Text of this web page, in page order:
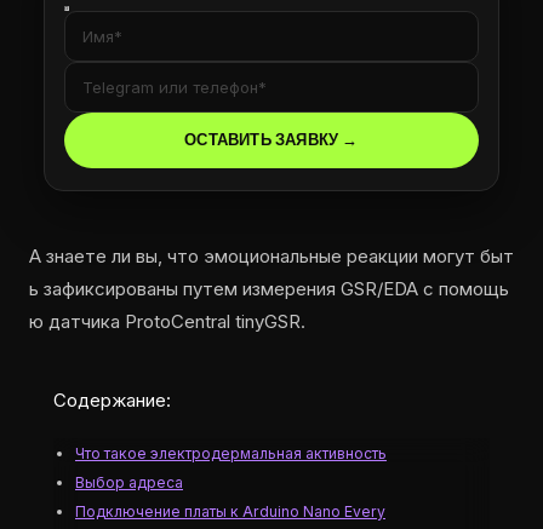
А знаете ли вы, что эмоциональные реакции могут быт
ь зафиксированы путем измерения GSR/EDA с помощь
ю датчика ProtoCentral tinyGSR.
Содержание:
Что такое электродермальная активность
Выбор адреса
Подключение платы к Arduino Nano Every